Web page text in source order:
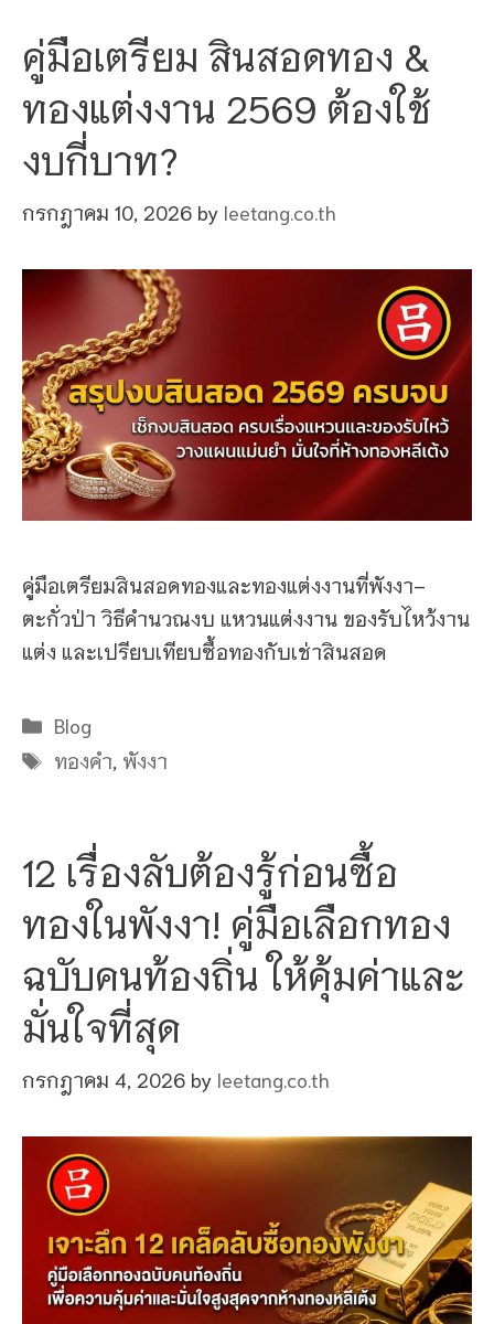
คู่มือเตรียม สินสอดทอง &
ทองแต่งงาน 2569 ต้องใช้
งบกี่บาท?
กรกฎาคม 10, 2026 by leetang.co.th
คู่มือเตรียมสินสอดทองและทองแต่งงานที่พังงา–
ตะกั่วป่า วิธีคำนวณงบ แหวนแต่งงาน ของรับไหว้งาน
แต่ง และเปรียบเทียบซื้อทองกับเช่าสินสอด
Categories
Blog
Tags
ทองคำ พังงา
12 เรื่องลับต้องรู้ก่อนซื้อ
ทองในพังงา! คู่มือเลือกทอง
ฉบับคนท้องถิ่น ให้คุ้มค่าและ
มั่นใจที่สุด
กรกฎาคม 4, 2026 by leetang.co.th